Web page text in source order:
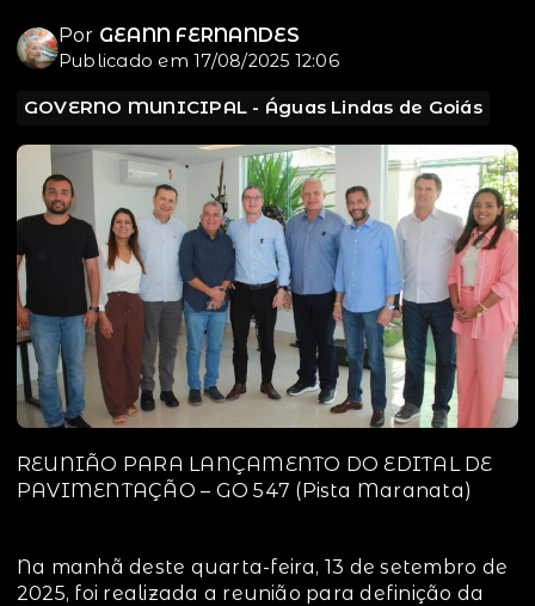
Por GEANN FERNANDES
Publicado em 17/08/2025 12:06
GOVERNO MUNICIPAL - Águas Lindas de Goiás
REUNIÃO PARA LANÇAMENTO DO EDITAL DE
PAVIMENTAÇÃO – GO 547 (Pista Maranata)
Na manhã deste quarta-feira, 13 de setembro de
2025, foi realizada a reunião para definição da